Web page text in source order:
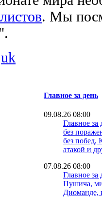
. Мы
uk
Главное за день
09.08.26 08:00
Главное за
без
без побед,
атакой и
07.08.26 08:00
Главное за
Пушича,
Диоманде,